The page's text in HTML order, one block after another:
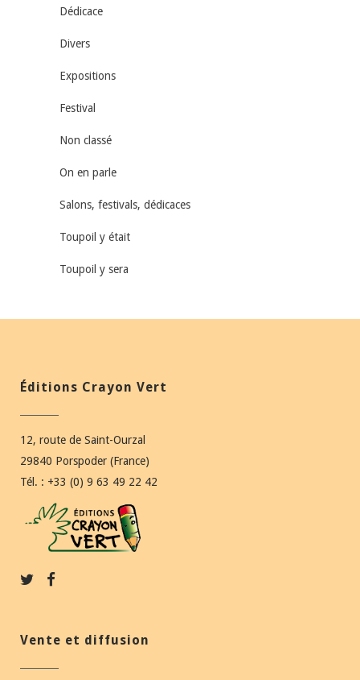
Dédicace
Divers
Expositions
Festival
Non classé
On en parle
Salons, festivals, dédicaces
Toupoil y était
Toupoil y sera
Éditions Crayon Vert
12, route de Saint-Ourzal
29840 Porspoder (France)
Tél. : +33 (0) 9 63 49 22 42
Vente et diffusion